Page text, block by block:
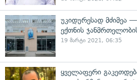
უკიდურესად მძიმეა
ექთნის
19 მარტი 2021, 06:35
ყველაფერი